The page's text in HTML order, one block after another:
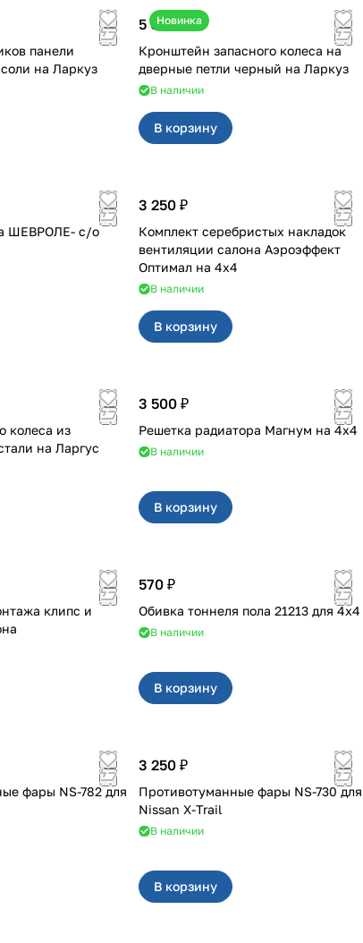
панели
приборов и консоли на Ларкуз
Новинка
5 050 ₽
Кронштейн запасного колеса на
дверные петли черный на Ларкуз
В наличии
В корзину
ШЕВРОЛЕ- с/о
3 250 ₽
Комплект серебристых накладок
вентиляции салона Аэроэффект
Оптимал на 4х4
В наличии
В корзину
колеса из
нержавеющей стали на Ларгус
3 500 ₽
Решетка радиатора Магнум на 4х4
В наличии
В корзину
клипс и
570 ₽
Обивка тоннеля пола 21213 для 4x4
В наличии
В корзину
фары NS-782 для
3 250 ₽
Противотуманные фары NS-730 для
Nissan X-Trail
В наличии
В корзину